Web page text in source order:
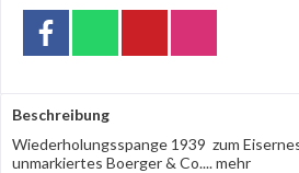
Beschreibung
Wiederholungsspange 1939 zum
unmarkiertes Boerger & Co....mehr